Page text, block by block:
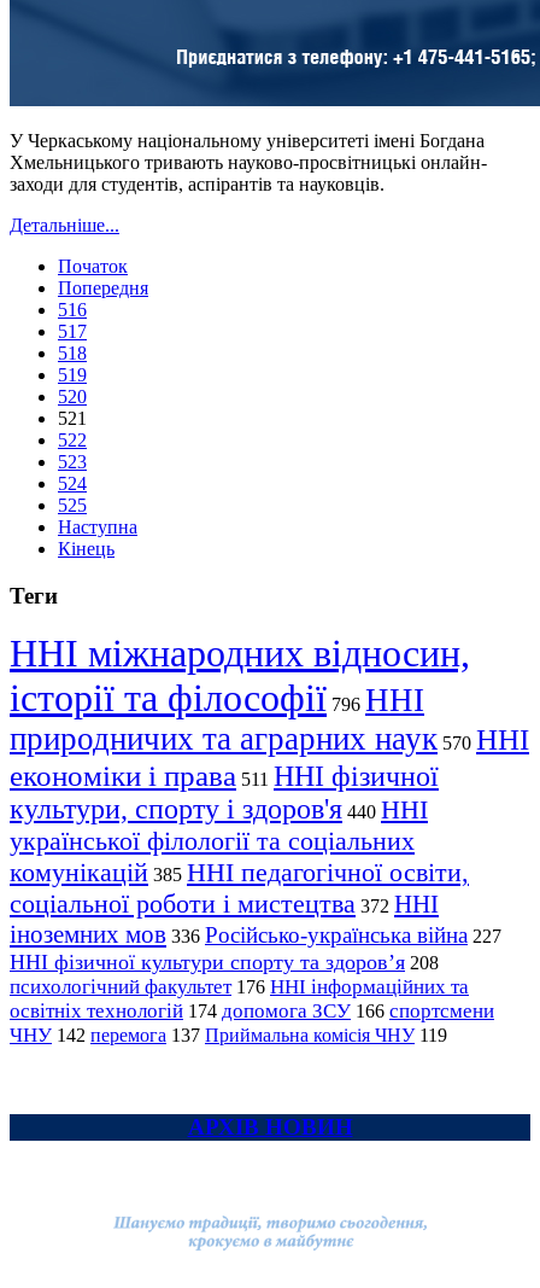
У Черкаському національному університеті імені Богдана
Хмельницького тривають науково-просвітницькі онлайн-
заходи для студентів, аспірантів та науковців.
Детальніше...
Початок
Попередня
516
517
518
519
520
521
522
523
524
525
Наступна
Кінець
Теги
ННІ міжнародних відносин,
історії та філософії 796 ННІ
природничих та аграрних наук 570 ННІ
економіки і права 511 ННІ фізичної
культури, спорту і здоров'я 440 ННІ
української філології та соціальних
комунікацій 385 ННІ педагогічної освіти,
соціальної роботи і мистецтва 372 ННІ
іноземних мов 336 Російсько-українська війна 227
ННІ фізичної культури спорту та здоров’я 208
психологічний факультет 176 ННІ інформаційних та
освітніх технологій 174 допомога ЗСУ 166 спортсмени
ЧНУ 142 перемога 137 Приймальна комісія ЧНУ 119
АРХІВ НОВИН